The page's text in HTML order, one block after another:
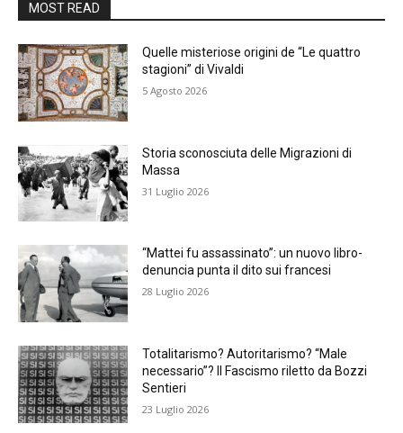
MOST READ
Quelle misteriose origini de “Le quattro
stagioni” di Vivaldi
5 Agosto 2026
Storia sconosciuta delle Migrazioni di
Massa
31 Luglio 2026
“Mattei fu assassinato”: un nuovo libro-
denuncia punta il dito sui francesi
28 Luglio 2026
Totalitarismo? Autoritarismo? “Male
necessario”? Il Fascismo riletto da Bozzi
Sentieri
23 Luglio 2026